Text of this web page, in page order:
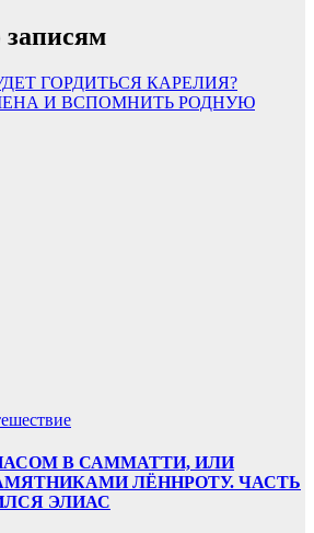
ГОРДИТЬСЯ КАРЕЛИЯ?
И ВСПОМНИТЬ РОДНУЮ
В САММАТТИ, ИЛИ
ЛЁННРОТУ. ЧАСТЬ
ЭЛИАС